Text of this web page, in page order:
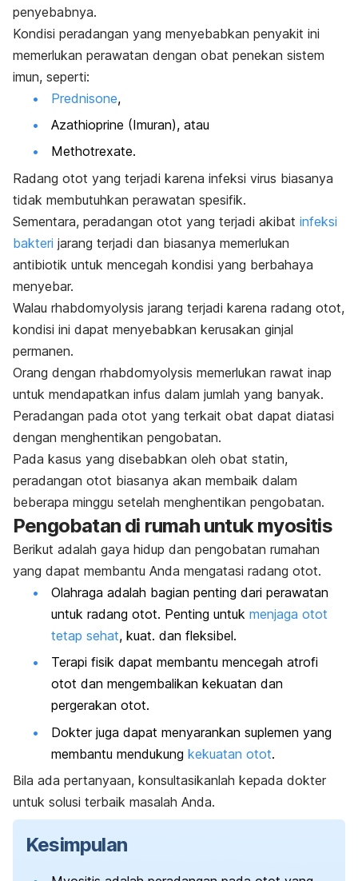
penyebabnya.
Kondisi peradangan yang menyebabkan penyakit ini
memerlukan perawatan dengan obat penekan sistem
imun, seperti:
Prednisone,
Azathioprine (Imuran), atau
Methotrexate.
Radang otot yang terjadi karena infeksi virus biasanya
tidak membutuhkan perawatan spesifik.
Sementara, peradangan otot yang terjadi akibat infeksi
bakteri jarang terjadi dan biasanya memerlukan
antibiotik untuk mencegah kondisi yang berbahaya
menyebar.
Walau rhabdomyolysis jarang terjadi karena radang otot,
kondisi ini dapat menyebabkan kerusakan ginjal
permanen.
Orang dengan rhabdomyolysis memerlukan rawat inap
untuk mendapatkan infus dalam jumlah yang banyak.
Peradangan pada otot yang terkait obat dapat diatasi
dengan menghentikan pengobatan.
Pada kasus yang disebabkan oleh obat statin,
peradangan otot biasanya akan membaik dalam
beberapa minggu setelah menghentikan pengobatan.
Pengobatan di rumah untuk myositis
Berikut adalah gaya hidup dan pengobatan rumahan
yang dapat membantu Anda mengatasi radang otot.
Olahraga adalah bagian penting dari perawatan
untuk radang otot. Penting untuk menjaga otot
tetap sehat, kuat. dan fleksibel.
Terapi fisik dapat membantu mencegah atrofi
otot dan mengembalikan kekuatan dan
pergerakan otot.
Dokter juga dapat menyarankan suplemen yang
membantu mendukung kekuatan otot.
Bila ada pertanyaan, konsultasikanlah kepada dokter
untuk solusi terbaik masalah Anda.
Kesimpulan